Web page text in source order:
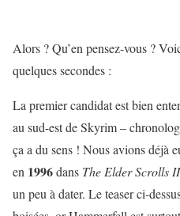
Alors ? Qu’en pensez-vous ?
quelques secondes :
La premier candidat est bien
au sud-est de Skyrim –
ça a du sens ! Nous avions déjà
en 1996dans The Elder Scrolls
un peu à dater. Le teaser ci-